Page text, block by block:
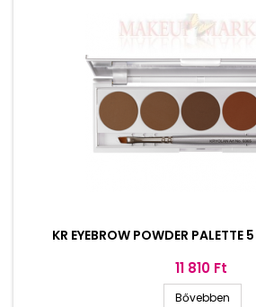
KR EYEBROW POWDER PALETTE
Ár
11 810 Ft
Bővebben